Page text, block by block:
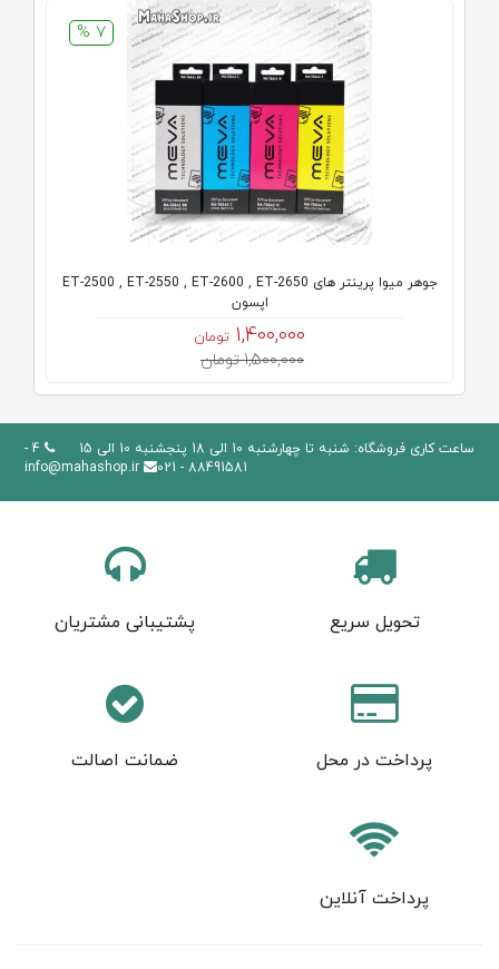
7 %
جوهر میوا پرینتر های ET-2500 , ET-2550 , ET-2600 , ET-2650
اپسون
1,400,000 تومان
1,500,000 تومان
ساعت کاری فروشگاه: شنبه تا چهارشنبه 10 الی 18 پنجشنبه 10 الی 15
4 -
88491581 - 021
info@mahashop.ir
تحویل سریع پشتیبانی مشتریان
پرداخت در محل ضمانت اصالت
پرداخت آنلاین